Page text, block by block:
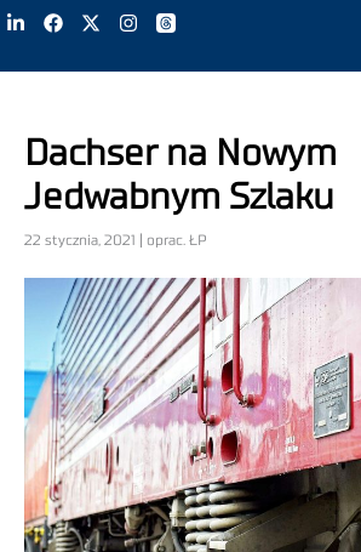
Dachser na Nowym
Jedwabnym Szlaku
22 stycznia, 2021 | oprac. ŁP